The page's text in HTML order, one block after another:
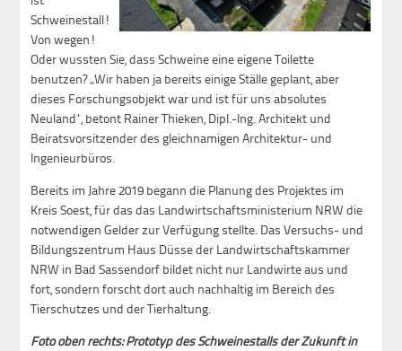
Schweinestall!
Von wegen!
Oder wussten Sie, dass Schweine eine eigene Toilette
benutzen? „Wir haben ja bereits einige Ställe geplant, aber
dieses Forschungsobjekt war und ist für uns absolutes
Neuland“, betont Rainer Thieken, Dipl.-Ing. Architekt und
Beiratsvorsitzender des gleichnamigen Architektur- und
Ingenieurbüros.
Bereits im Jahre 2019 begann die Planung des Projektes im
Kreis Soest, für das das Landwirtschaftsministerium NRW die
notwendigen Gelder zur Verfügung stellte. Das Versuchs- und
Bildungszentrum Haus Düsse der Landwirtschaftskammer
NRW in Bad Sassendorf bildet nicht nur Landwirte aus und
fort, sondern forscht dort auch nachhaltig im Bereich des
Tierschutzes und der Tierhaltung.
Foto oben rechts: Prototyp des Schweinestalls der Zukunft in